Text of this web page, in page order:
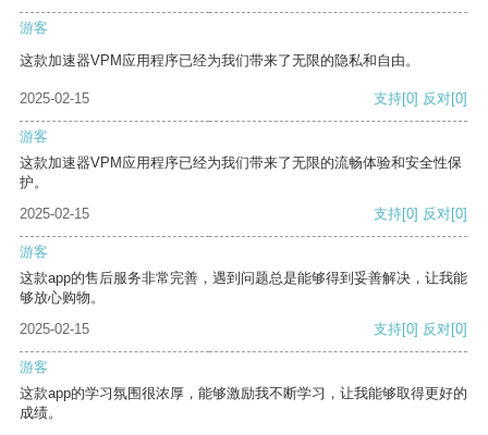
游客
这款加速器VPM应用程序已经为我们带来了无限的隐私和自由。
2025-02-15 支持[0] 反对[0]
游客
这款加速器VPM应用程序已经为我们带来了无限的流畅体验和安全性保
护。
2025-02-15
支持[0] 反对[0]
游客
这款app的售后服务非常完善，遇到问题总是能够得到妥善解决，让我能
够放心购物。
2025-02-15
支持[0] 反对[0]
游客
这款app的学习氛围很浓厚，能够激励我不断学习，让我能够取得更好的
成绩。